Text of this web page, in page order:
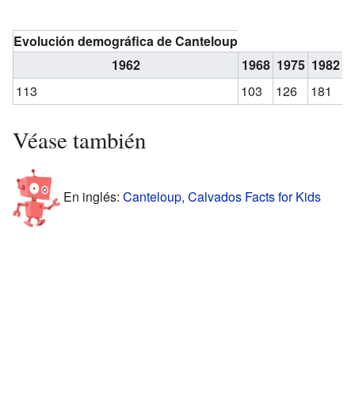
Evolución demográfica de Canteloup
1962
1968 1975 1982
113
103 126 181
Véase también
En inglés: Canteloup, Calvados Facts for Kids